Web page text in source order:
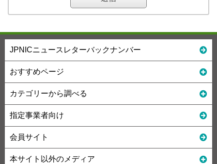
JPNICニュースレターバックナンバー
おすすめページ
カテゴリーから調べる
指定事業者向け
会員サイト
本サイト以外のメディア